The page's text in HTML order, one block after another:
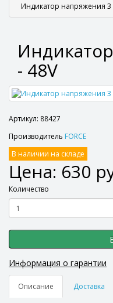
Индикатор напряжения 3
- 48V
Артикул: 88427
Производитель FORCE
В наличии на складе
Цена: 630
Количество
Информация о гарантии
Описание Доставка